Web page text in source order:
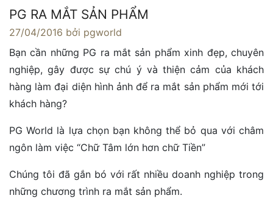
PG RA MẮT SẢN PHẨM
27/04/2016 bởi pgworld
Bạn cần những PG ra mắt sản phẩm xinh đẹp, chuyên
nghiệp, gây được sự chú ý và thiện cảm của khách
hàng làm đại diện hình ảnh để ra mắt sản phẩm mới tới
khách hàng?
PG World là lựa chọn bạn không thể bỏ qua với châm
ngôn làm việc “Chữ Tâm lớn hơn chữ Tiền”
Chúng tôi đã gắn bó với rất nhiều doanh nghiệp trong
những chương trình ra mắt sản phẩm.